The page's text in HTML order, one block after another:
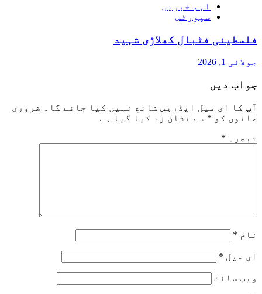
اہم خبریں
سپورٹس
فلسطینی فٹبال کھلاڑی شہید
جولائی 1, 2026
جواب دیں
آپ کا ای میل ایڈریس شائع نہیں کیا جائے گا۔
ضروری
خانوں کو * سے نشان زد کیا گیا ہے
تبصرہ *
نام *
ای میل *
ویب‌ سائٹ